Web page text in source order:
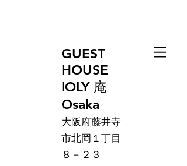
GUEST
HOUSE
IOLY 庵
Osaka
大阪府藤井寺
市北岡１丁目
８－２３